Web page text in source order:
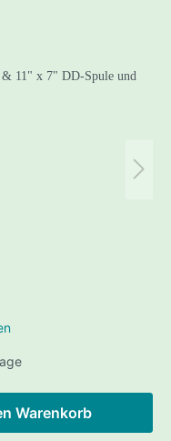
Warenkorb